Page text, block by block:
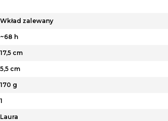
Wkład zalewany
~68 h
17,5 cm
5,5 cm
170 g
1
Laura